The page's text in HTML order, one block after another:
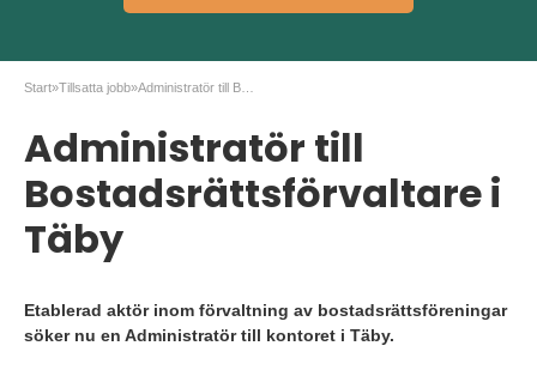
Start»Tillsatta jobb»
Administratör till
Bostadsrättsförvaltare i
Täby
Etablerad aktör inom förvaltning av bostadsrättsföreningar
söker nu en Administratör till kontoret i Täby.